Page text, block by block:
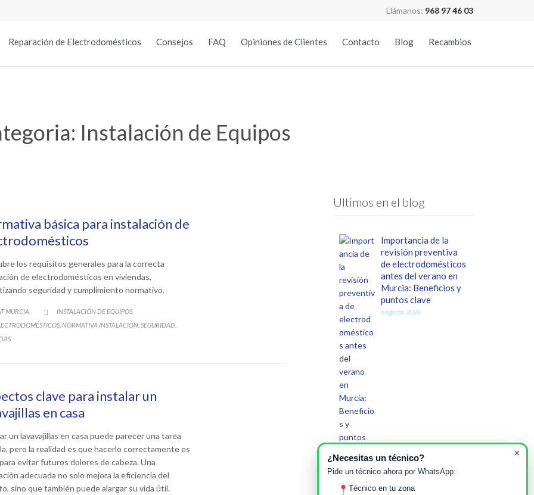
Llámanos: 968 97 46 03
Reparación de Electrodomésticos Consejos FAQ Opiniones de Clientes Contacto Blog Recambios
Instalación de Equipos
básica para instalación de
los requisitos generales para la correcta
de electrodomésticos en viviendas,
seguridad y cumplimiento normativo.
MURCIA  CATEGORY
INSTALACIÓN DE EQUIPOS
NORMATIVA INSTALACIÓN SEGURIDAD
clave para instalar un
en casa
un lavavajillas en casa puede parecer una tarea
pero la realidad es que hacerlo correctamente es
evitar futuros dolores de cabeza. Una
adecuada no solo mejora la eficiencia del
sino que también puede alargar su vida útil.
Ultimos en el blog
Importancia de la
revisión preventiva
de electrodomésticos
antes del verano en
Murcia: Beneficios y
puntos clave
6 agosto, 2026
Cuándo es
imprescindible llamar
×
¿Necesitas un técnico?
Pide un técnico ahora por WhatsApp:
Técnico en tu zona